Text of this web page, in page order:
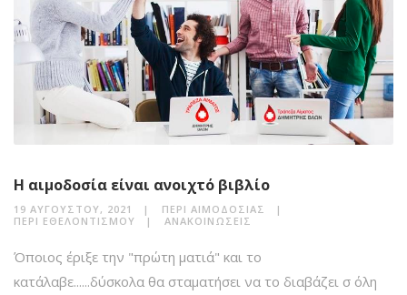
Η αιμοδοσία είναι ανοιχτό βιβλίο
19 ΑΥΓΟΎΣΤΟΥ, 2021
ΠΕΡΊ ΑΙΜΟΔΟΣΊΑΣ
ΠΕΡΊ ΕΘΕΛΟΝΤΙΣΜΟΎ
ΑΝΑΚΟΙΝΏΣΕΙΣ
Όποιος έριξε την "πρώτη ματιά" και το
κατάλαβε......δύσκολα θα σταματήσει να το διαβάζει σ όλη